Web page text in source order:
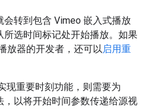
转到包含 Vimeo 嵌入式播放
选时间标记处开始播放。如果
放器的开发者，还可以启用重
现重要时刻功能，则需要为
，以将开始时间参数传递给源视